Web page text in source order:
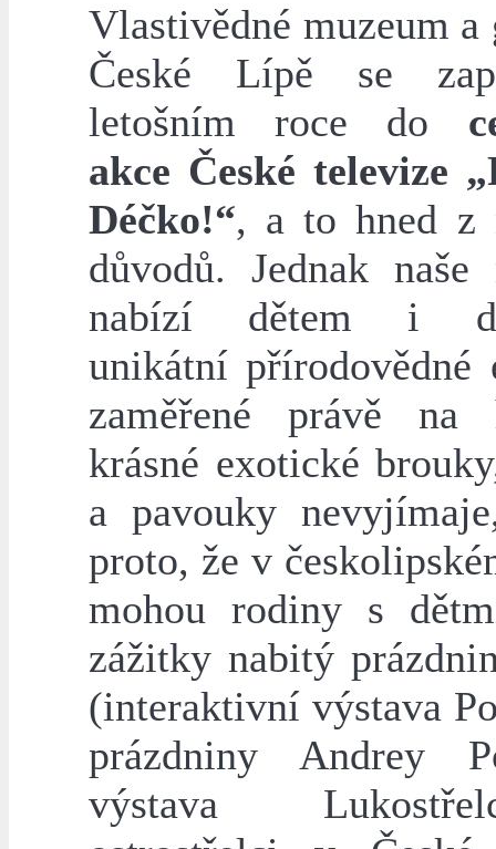
Vlastivědné muzeum a
České Lípě se
letošním roce do
akce České televize
Déčko!“, a to hned z
důvodů. Jednak naše
nabízí dětem i
unikátní přírodovědné
zaměřené právě
krásné exotické
a pavouky
proto, že v
mohou rodiny s
zážitky nabitý
(interaktivní výstava
prázdniny Andrey
výstava